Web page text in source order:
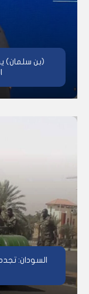
(بن سلمان)
السودان: